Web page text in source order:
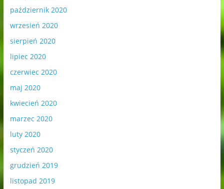
październik 2020
wrzesień 2020
sierpień 2020
lipiec 2020
czerwiec 2020
maj 2020
kwiecień 2020
marzec 2020
luty 2020
styczeń 2020
grudzień 2019
listopad 2019